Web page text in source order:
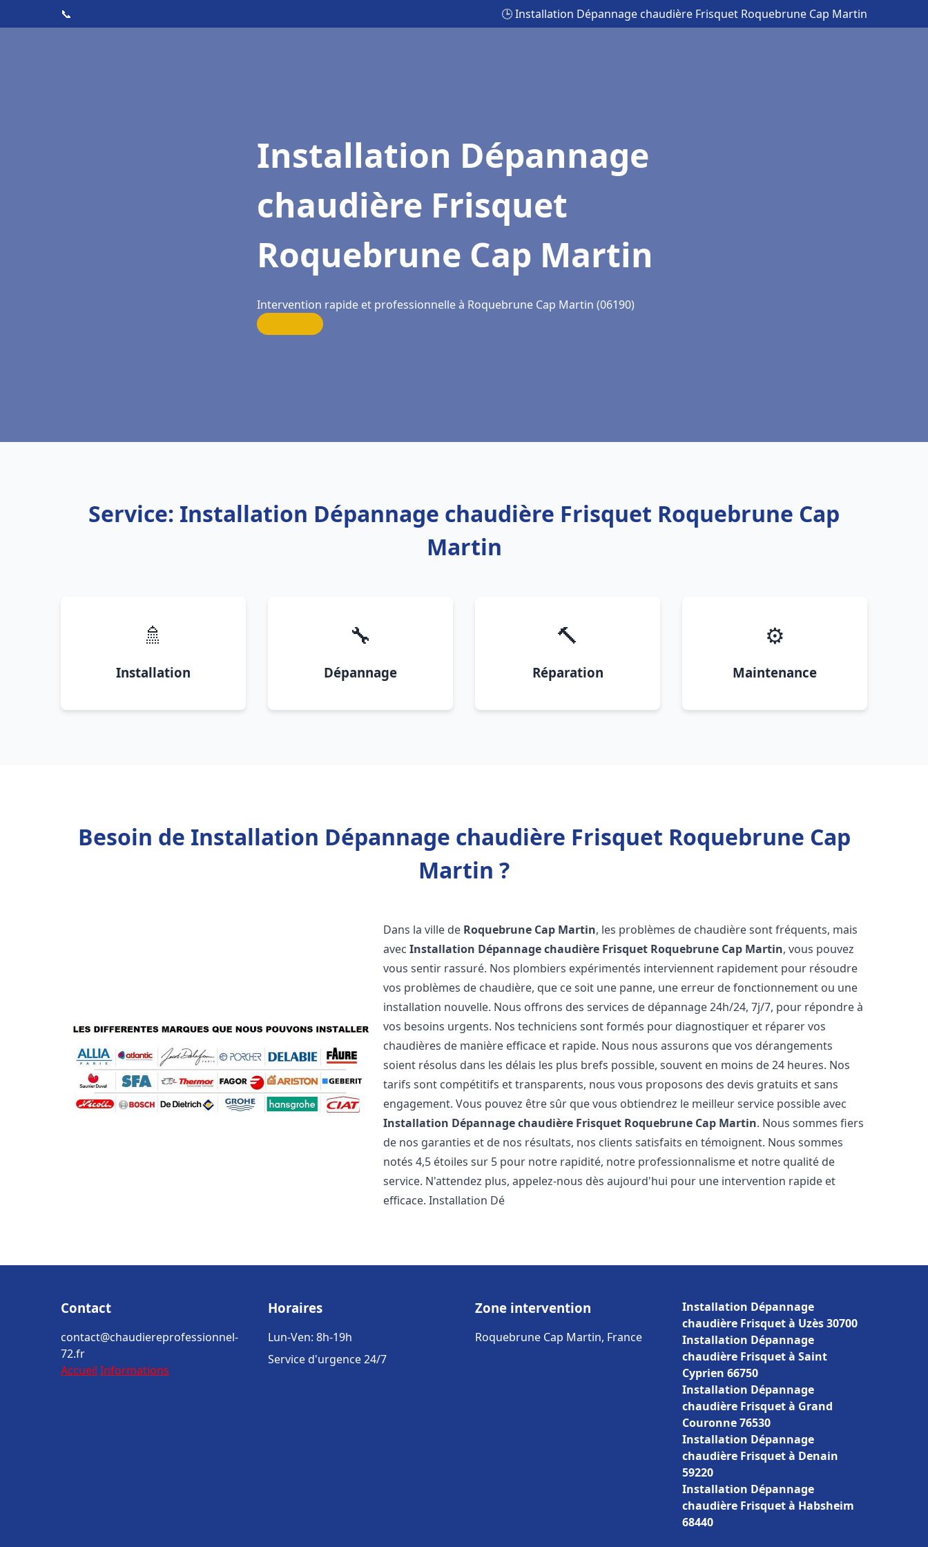
📞 🕒 Installation Dépannage chaudière Frisquet Roquebrune Cap Martin
Installation Dépannage
chaudière Frisquet
Roquebrune Cap Martin
Intervention rapide et professionnelle à Roquebrune Cap Martin (06190)
Service: Installation Dépannage chaudière Frisquet Roquebrune Cap
Martin
🚿
Installation
🔧
Dépannage
🔨
Réparation
⚙️
Maintenance
Besoin de Installation Dépannage chaudière Frisquet Roquebrune Cap
Martin ?
Dans la ville de Roquebrune Cap Martin, les problèmes de chaudière sont fréquents, mais
avecInstallation Dépannage chaudière Frisquet Roquebrune Cap Martin, vous pouvez
vous sentir rassuré. Nos plombiers expérimentés interviennent rapidement pour résoudre
vos problèmes de chaudière, que ce soit une panne, une erreur de fonctionnement ou une
installation nouvelle. Nous offrons des services de dépannage 24h/24, 7j/7, pour répondre à
vos besoins urgents. Nos techniciens sont formés pour diagnostiquer et réparer vos
chaudières de manière efficace et rapide. Nous nous assurons que vos dérangements
soient résolus dans les délais les plus brefs possible, souvent en moins de 24 heures. Nos
tarifs sont compétitifs et transparents, nous vous proposons des devis gratuits et sans
engagement. Vous pouvez être sûr que vous obtiendrez le meilleur service possible avec
Installation Dépannage chaudière Frisquet Roquebrune Cap Martin. Nous sommes fiers
de nos garanties et de nos résultats, nos clients satisfaits en témoignent. Nous sommes
notés 4,5 étoiles sur 5 pour notre rapidité, notre professionnalisme et notre qualité de
service. N'attendez plus, appelez-nous dès aujourd'hui pour une intervention rapide et
efficace. Installation Dé
Contact
contact@chaudiereprofessionnel-
72.fr
Accueil Informations
Horaires
Lun-Ven: 8h-19h
Service d'urgence 24/7
Zone intervention
Roquebrune Cap Martin, France
Installation Dépannage
chaudière Frisquet à Uzès 30700
Installation Dépannage
chaudière Frisquet à Saint
Cyprien 66750
Installation Dépannage
chaudière Frisquet à Grand
Couronne 76530
Installation Dépannage
chaudière Frisquet à Denain
59220
Installation Dépannage
chaudière Frisquet à Habsheim
68440